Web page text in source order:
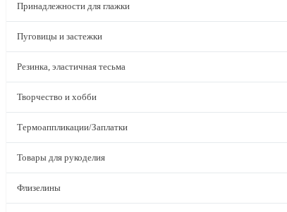
Принадлежности для глажки
Пуговицы и застежки
Резинка, эластичная тесьма
Творчество и хобби
Термоаппликации/Заплатки
Товары для рукоделия
Флизелины